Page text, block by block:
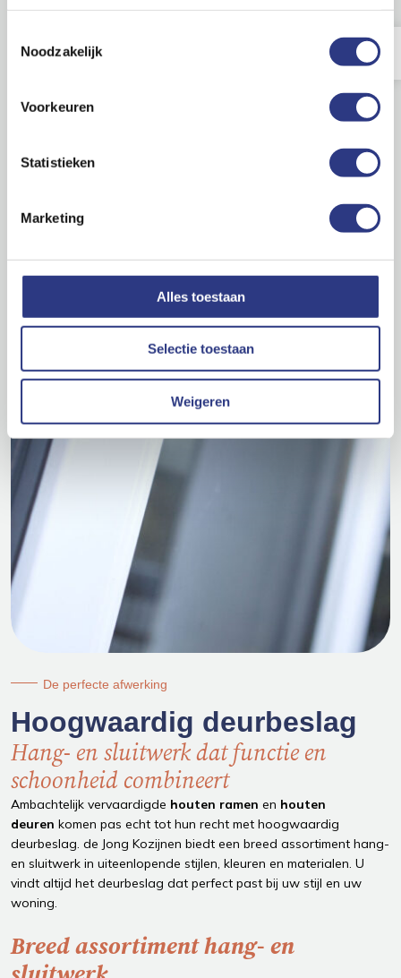
Noodzakelijk
Voorkeuren
Statistieken
Marketing
Alles toestaan
Selectie toestaan
Weigeren
De perfecte afwerking
Hoogwaardig deurbeslag
Hang- en sluitwerk dat functie en
schoonheid combineert
Ambachtelijk vervaardigde houten ramen en houten
deuren komen pas echt tot hun recht met hoogwaardig
deurbeslag. de Jong Kozijnen biedt een breed assortiment hang-
en sluitwerk in uiteenlopende stijlen, kleuren en materialen. U
vindt altijd het deurbeslag dat perfect past bij uw stijl en uw
woning.
Breed assortiment hang- en
5 ★